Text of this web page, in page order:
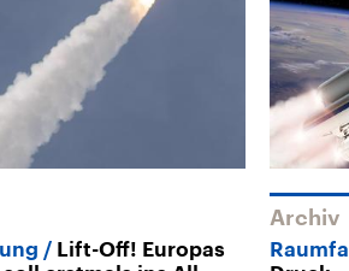
Lift-Off! Europas
Archiv